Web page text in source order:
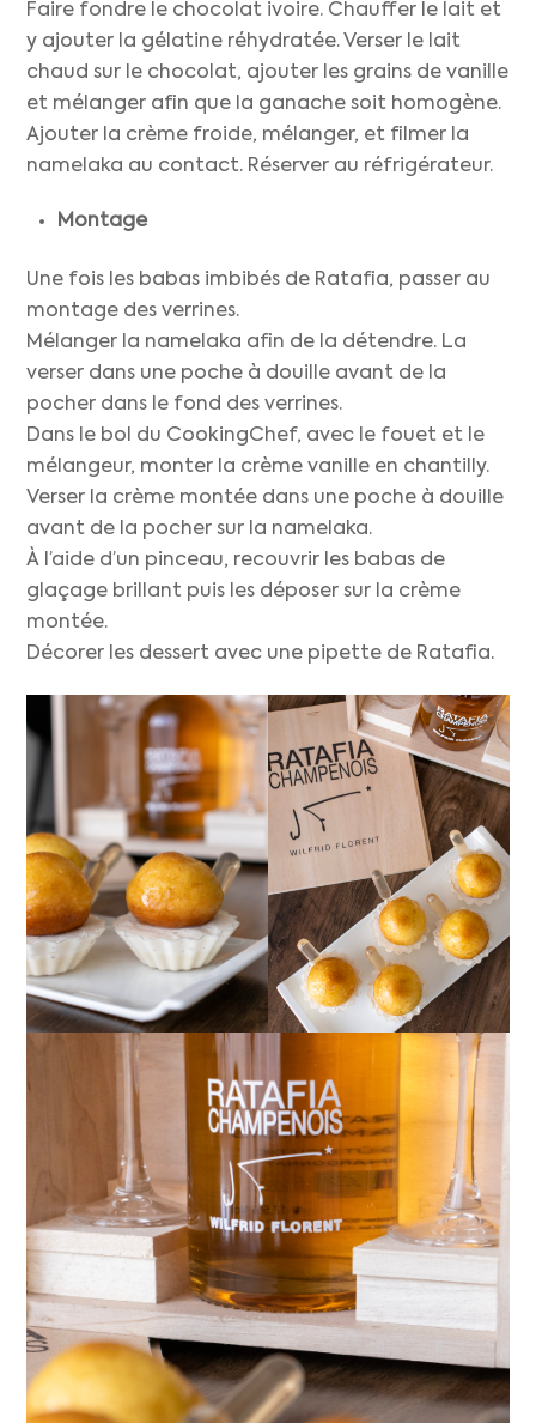
Faire fondre le chocolat ivoire. Chauffer le lait et
y ajouter la gélatine réhydratée. Verser le lait
chaud sur le chocolat, ajouter les grains de vanille
et mélanger afin que la ganache soit homogène.
Ajouter la crème froide, mélanger, et filmer la
namelaka au contact. Réserver au réfrigérateur.
Montage
Une fois les babas imbibés de Ratafia, passer au
montage des verrines.
Mélanger la namelaka afin de la détendre. La
verser dans une poche à douille avant de la
pocher dans le fond des verrines.
Dans le bol du CookingChef, avec le fouet et le
mélangeur, monter la crème vanille en chantilly.
Verser la crème montée dans une poche à douille
avant de la pocher sur la namelaka.
À l’aide d’un pinceau, recouvrir les babas de
glaçage brillant puis les déposer sur la crème
montée.
Décorer les dessert avec une pipette de Ratafia.